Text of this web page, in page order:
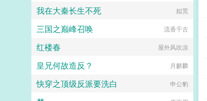
我在大秦长生不死 姒荒
三国之巅峰召唤 流香千古
红楼春 屋外风吹凉
皇兄何故造反？ 月麒麟
快穿之顶级反派要洗白 申公豹